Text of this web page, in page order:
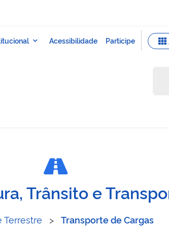
Trânsito e
Terrestre > Transporte de Cargas